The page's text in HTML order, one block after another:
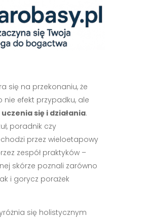
się na przekonaniu, że
nie efekt przypadku, ale
się i działania.
poradnik czy
przez wieloetapowy
zespół praktyków –
skórze poznali zarówno
i gorycz porażek
się holistycznym